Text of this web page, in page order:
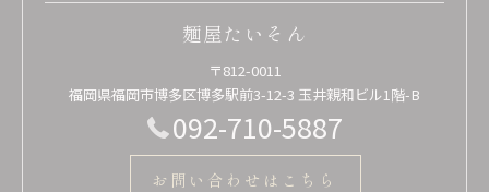
麺屋たいそん
〒812-0011
福岡県福岡市博多区博多駅前3-12-3 玉井親和ビル1階-B
092-710-5887
お問い合わせはこちら